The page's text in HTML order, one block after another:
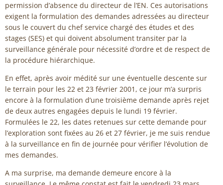
permission d’absence du directeur de l’EN. Ces autorisations
exigent la formulation des demandes adressées au directeur
sous le couvert du chef service chargé des études et des
stages (SES) et qui doivent absolument transiter par la
surveillance générale pour nécessité d’ordre et de respect de
la procédure hiérarchique.
En effet, après avoir médité sur une éventuelle descente sur
le terrain pour les 22 et 23 février 2001, ce jour m’a surpris
encore à la formulation d’une troisième demande après rejet
de deux autres engagées depuis le lundi 19 février.
Formulées le 22, les dates retenues sur cette demande pour
l’exploration sont fixées au 26 et 27 février, je me suis rendue
à la surveillance en fin de journée pour vérifier l’évolution de
mes demandes.
A ma surprise, ma demande demeure encore à la